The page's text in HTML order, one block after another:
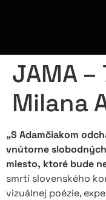
JAMA
Milana
„S Adamčiakom
vnútorne
miesto, ktoré bude
smrti slovenského
vizuálnej poézie,